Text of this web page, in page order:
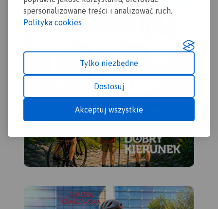
spersonalizowane treści i analizować ruch.
Polityka cookies
Tylko niezbędne
Dostosuj
Akceptuj wszystkie